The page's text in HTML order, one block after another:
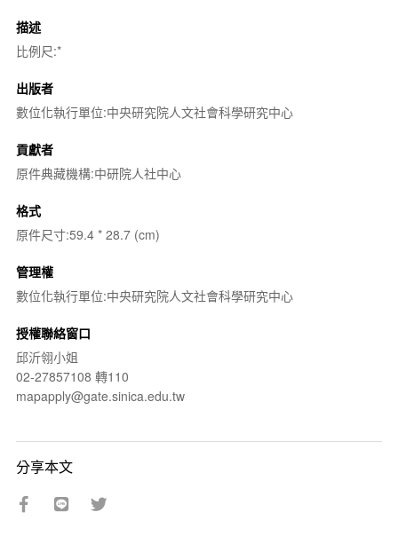
描述
比例尺:*
出版者
數位化執行單位:中央研究院人文社會科學研究中心
貢獻者
原件典藏機構:中研院人社中心
格式
原件尺寸:59.4 * 28.7 (cm)
管理權
數位化執行單位:中央研究院人文社會科學研究中心
授權聯絡窗口
邱沂翎小姐
02-27857108 轉110
mapapply@gate.sinica.edu.tw
分享本文